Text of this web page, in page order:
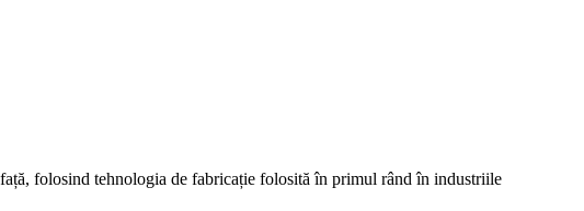
folosind tehnologia de fabricație folosită în primul rând în industriile